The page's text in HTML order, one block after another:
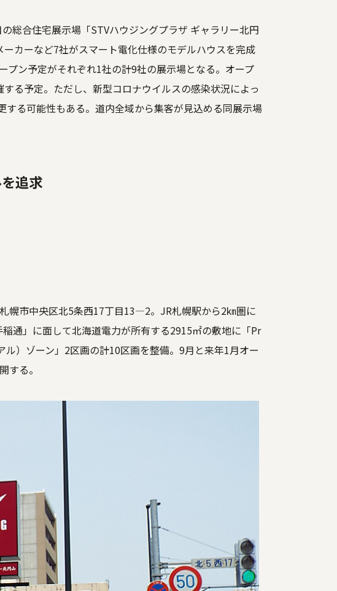
総合住宅展示場「STVハウジングプラザ ギャラリー北円
カーなど7社がスマート電化仕様のモデルハウスを完成
プン予定がそれぞれ1社の計9社の展示場となる。オープ
る予定。ただし、新型コロナウイルスの感染状況によっ
る可能性もある。道内全域から集客が見込める同展示場
追求
幌市中央区北5条西17丁目13―2。JR札幌駅から2㎞圏に
通」に面して北海道電力が所有する2915㎡の敷地に「Pr
）ゾーン」2区画の計10区画を整備。9月と来年1月オー
する。